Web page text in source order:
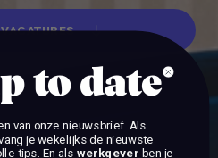
to date
van onze nieuwsbrief. Als
je wekelijks de nieuwste
tips. En als werkgever ben je